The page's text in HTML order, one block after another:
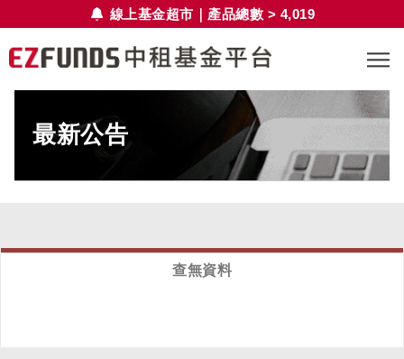
線上基金超市｜產品總數 > 4,019
最新公告
查無資料